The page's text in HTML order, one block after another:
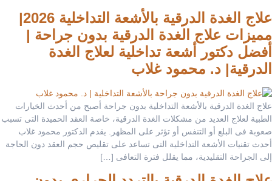
علاج الغدة الدرقية بالأشعة التداخلية 2026|
مميزات علاج الغدة الدرقية بدون جراحة |
أفضل دكتور أشعة تداخلية لعلاج الغدة
الدرقية| د. محمود غلاب
علاج الغدة الدرقية بالأشعة التداخلية بدون جراحة أصبح من أحدث الخيارات
الطبية لعلاج العديد من مشكلات الغدة الدرقية، خاصة العقد الحميدة التى تسبب
صعوبة فى البلع أو التنفس أو تؤثر على المظهر. يقدم الدكتور محمود غلاب
أحدث تقنيات الأشعة التداخلية التى تساعد على تقليص حجم العقد دون الحاجة
إلى الجراحة التقليدية، مما يقلل فترة التعافى […]